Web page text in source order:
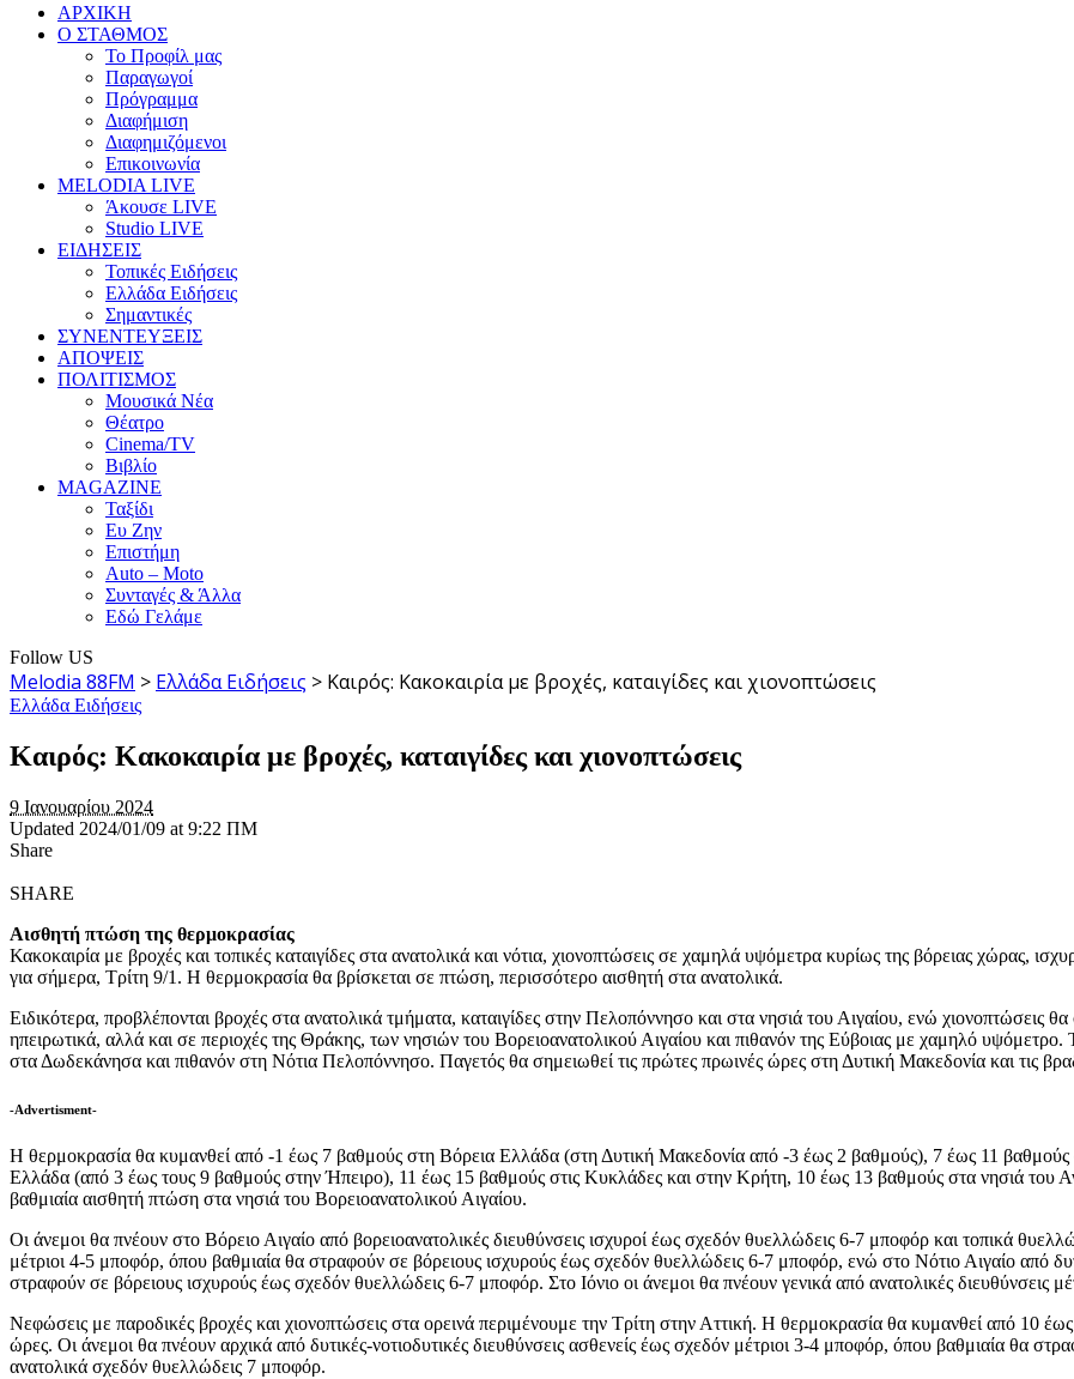
ΑΡΧΙΚΗ
Ο ΣΤΑΘΜΟΣ
Το Προφίλ μας
Παραγωγοί
Πρόγραμμα
Διαφήμιση
Διαφημιζόμενοι
Επικοινωνία
MELODIA LIVE
Άκουσε LIVE
Studio LIVE
ΕΙΔΗΣΕΙΣ
Τοπικές Ειδήσεις
Ελλάδα Ειδήσεις
Σημαντικές
ΣΥΝΕΝΤΕΥΞΕΙΣ
ΑΠΟΨΕΙΣ
ΠΟΛΙΤΙΣΜΟΣ
Μουσικά Νέα
Θέατρο
Cinema/TV
Βιβλίο
MAGAZINE
Ταξίδι
Ευ Ζην
Επιστήμη
Auto – Moto
Συνταγές & Άλλα
Εδώ Γελάμε
Follow US
Melodia 88FM > Ελλάδα Ειδήσεις > Καιρός: Κακοκαιρία με βροχές, καταιγίδες και χιονοπτώσεις
Ελλάδα Ειδήσεις
Καιρός: Κακοκαιρία με βροχές, καταιγίδες και χιονοπτώσεις
9 Ιανουαρίου 2024
Updated 2024/01/09 at 9:22 ΠΜ
Share
SHARE
Αισθητή πτώση της θερμοκρασίας
Κακοκαιρία με βροχές και τοπικές καταιγίδες στα ανατολικά και νότια, χιονοπτώσεις σε χαμηλά υψόμετρα κυρίως της βόρειας χώρας,
για σήμερα, Τρίτη 9/1. Η θερμοκρασία θα βρίσκεται σε πτώση, περισσότερο αισθητή στα ανατολικά.
Ειδικότερα, προβλέπονται βροχές στα ανατολικά τμήματα, καταιγίδες στην Πελοπόννησο και στα νησιά του Αιγαίου, ενώ χιονοπτώσεις
ηπειρωτικά, αλλά και σε περιοχές της Θράκης, των νησιών του Βορειοανατολικού Αιγαίου και πιθανόν της Εύβοιας με χαμηλό
στα Δωδεκάνησα και πιθανόν στη Νότια Πελοπόννησο. Παγετός θα σημειωθεί τις πρώτες πρωινές ώρες στη Δυτική Μακεδονία και τις
-Advertisment-
Η θερμοκρασία θα κυμανθεί από -1 έως 7 βαθμούς στη Βόρεια Ελλάδα (στη Δυτική Μακεδονία από -3 έως 2 βαθμούς), 7 έως 11
Ελλάδα (από 3 έως τους 9 βαθμούς στην Ήπειρο), 11 έως 15 βαθμούς στις Κυκλάδες και στην Κρήτη, 10 έως 13 βαθμούς στα νησιά του
βαθμιαία αισθητή πτώση στα νησιά του Βορειοανατολικού Αιγαίου.
Οι άνεμοι θα πνέουν στο Βόρειο Αιγαίο από βορειοανατολικές διευθύνσεις ισχυροί έως σχεδόν θυελλώδεις 6-7 μποφόρ και τοπικά
μέτριοι 4-5 μποφόρ, όπου βαθμιαία θα στραφούν σε βόρειους ισχυρούς έως σχεδόν θυελλώδεις 6-7 μποφόρ, ενώ στο Νότιο Αιγαίο από
στραφούν σε βόρειους ισχυρούς έως σχεδόν θυελλώδεις 6-7 μποφόρ. Στο Ιόνιο οι άνεμοι θα πνέουν γενικά από ανατολικές διευθύνσεις
Νεφώσεις με παροδικές βροχές και χιονοπτώσεις στα ορεινά περιμένουμε την Τρίτη στην Αττική. Η θερμοκρασία θα κυμανθεί από 10
ώρες. Οι άνεμοι θα πνέουν αρχικά από δυτικές-νοτιοδυτικές διευθύνσεις ασθενείς έως σχεδόν μέτριοι 3-4 μποφόρ, όπου βαθμιαία θα
ανατολικά σχεδόν θυελλώδεις 7 μποφόρ.